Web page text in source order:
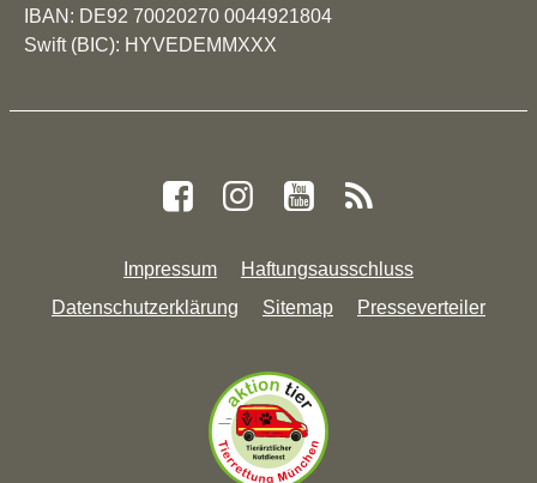
IBAN: DE92 70020270 0044921804
Swift (BIC): HYVEDEMMXXX
Impressum
Haftungsausschluss
Datenschutzerklärung
Sitemap Presseverteiler